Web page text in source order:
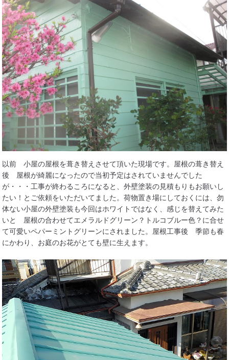
以前 小屋の屋根を葺き替えさせて頂いた現場です。屋根の葺き替え
後 屋根が綺麗になったので当初予定はされていませんでした
が・・・工事が終わるころになると、外壁塗装の見積もりもお願いし
たい！とご依頼をいただいてました。荷物置き場にしておくには、勿
体ない小屋の外壁塗装も今回はホワイトではなく、感じを替えてみた
いと 屋根の合わせてエメラルドグリーン？トルコブルー色？に合せ
て可愛いペパーミントグリーンにされました。屋根工事後 季節も春
にかわり、お庭のお花がとても壁に生えます。